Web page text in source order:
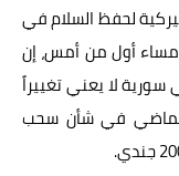
لحفظ السلام في
مساء أول من أمس، إن
لا يعني تغييراً
الماضي في شأن سحب